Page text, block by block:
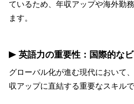
ているため、年収アップや海外勤
ます。
英語力の重要性：国際的な
グローバル化が進む現代において
収アップに直結する重要なスキルで